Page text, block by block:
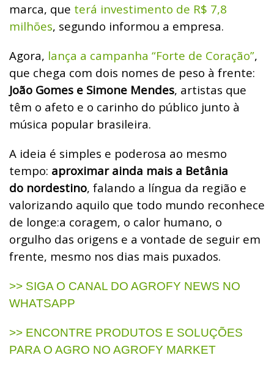
marca, que terá investimento de R$ 7,8
milhões, segundo informou a empresa.
Agora, lança a campanha “Forte de Coração”,
que chega com dois nomes de peso à frente:
João Gomes e Simone Mendes, artistas que
têm o afeto e o carinho do público junto à
música popular brasileira.
A ideia é simples e poderosa ao mesmo
tempo: aproximar ainda mais a Betânia
do nordestino, falando a língua da região e
valorizando aquilo que todo mundo reconhece
de longe:a coragem, o calor humano, o
orgulho das origens e a vontade de seguir em
frente, mesmo nos dias mais puxados.
>> SIGA O CANAL DO AGROFY NEWS NO
WHATSAPP
>> ENCONTRE PRODUTOS E SOLUÇÕES
PARA O AGRO NO AGROFY MARKET